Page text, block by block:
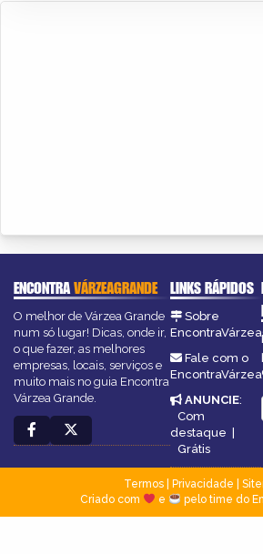
ENCONTRAVÁRZEAGRANDE
O melhor de Várzea Grande
num só lugar! Dicas, onde ir,
o que fazer, as melhores
empresas, locais, serviços e
muito mais no guia Encontra
Várzea Grande.
LINKS RÁPIDOS
Sobre
Fale com o
ANUNCIE:
Com
destaque |
Grátis
Termos| Privacidade
Criado com
e pelo time do